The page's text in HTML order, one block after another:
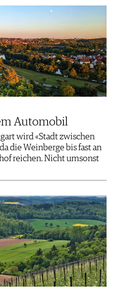
Automobil
wird «Stadt zwischen
die Weinberge bis fast an
reichen. Nicht umsonst